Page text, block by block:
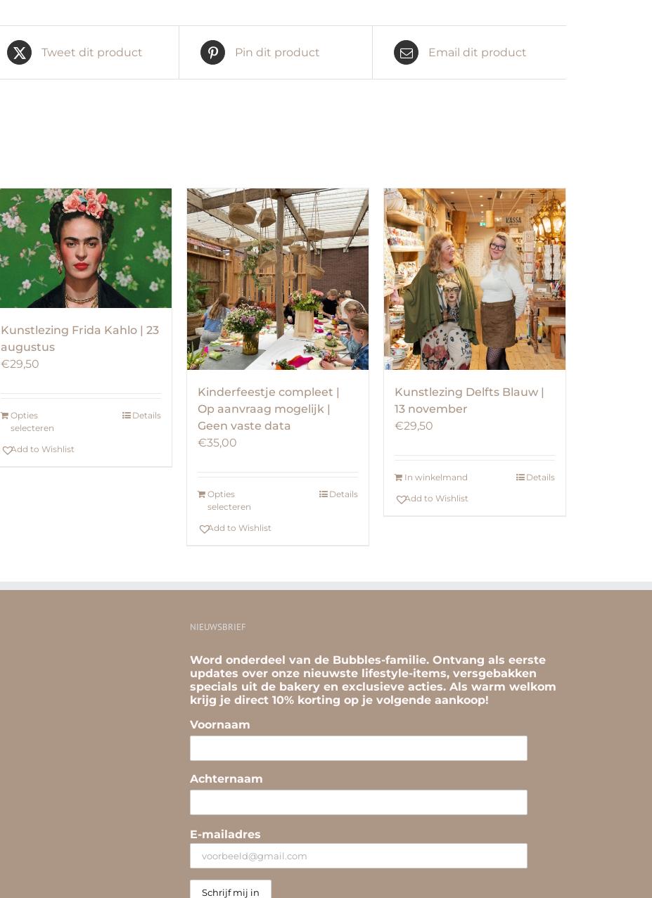
Tweet dit product Pin dit product Email dit product
Kunstlezing Frida Kahlo | 23
augustus
€29,50
Opties
selecteren
Details
Add to Wishlist
Kinderfeestje compleet |
Op aanvraag mogelijk |
Geen vaste data
€35,00
Opties
selecteren
Details
Add to Wishlist
Kunstlezing Delfts Blauw |
13 november
€29,50
In winkelmand
Details
Add to Wishlist
NIEUWSBRIEF
Word onderdeel van de Bubbles-familie. Ontvang als eerste
updates over onze nieuwste lifestyle-items, versgebakken
specials uit de bakery en exclusieve acties. Als warm welkom
krijg je direct 10% korting op je volgende aankoop!
Voornaam
Achternaam
E-mailadres